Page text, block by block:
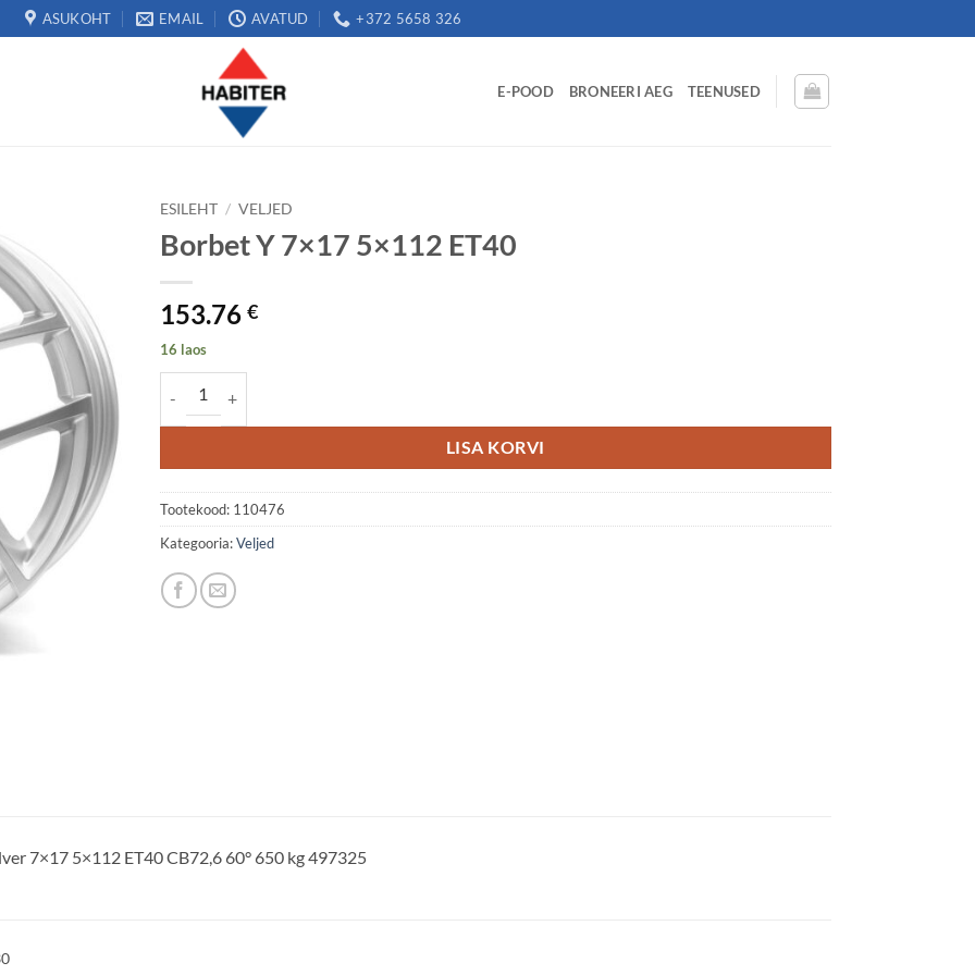
ASUKOHT EMAIL AVATUD +372 5658 326
E-POOD BRONEERI AEG TEENUSED
ESILEHT / VELJED
Borbet Y 7×17 5×112 ET40
153.76 €
16 laos
LISA KORVI
Tootekood: 110476
Kategooria:Veljed
7×17 5×112 ET40 CB72,6 60° 650 kg 497325